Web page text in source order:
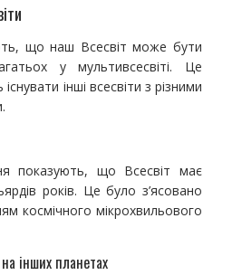
що наш Всесвіт може бути
у мультивсесвіті. Це
інші всесвіти з різними
показують, що Всесвіт має
років. Це було з’ясовано
космічного мікрохвильового
інших планетах